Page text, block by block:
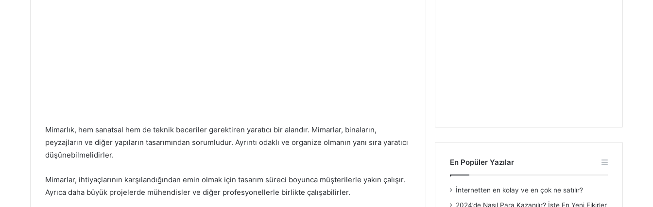
Mimarlık, hem sanatsal hem de teknik beceriler gerektiren yaratıcı bir alandır. Mimarlar, binaların,
peyzajların ve diğer yapıların tasarımından sorumludur. Ayrıntı odaklı ve organize olmanın yanı sıra yaratıcı
düşünebilmelidirler.
Mimarlar, ihtiyaçlarının karşılandığından emin olmak için tasarım süreci boyunca müşterilerle yakın çalışır.
Ayrıca daha büyük projelerde mühendisler ve diğer profesyonellerle birlikte çalışabilirler.
En Popüler Yazılar
İnternetten en kolay ve en çok ne satılır?
2024’de Nasıl Para Kazanılır? İşte En Yeni Fikirler